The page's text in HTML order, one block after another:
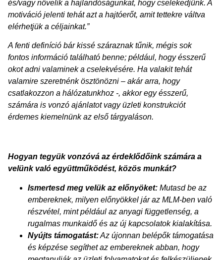
és/vagy növelik a hajlandóságunkat, hogy cselekedjünk. A
motiváció jelenti tehát azt a hajtóerőt, amit tettekre váltva
elérhetjük a céljainkat.”
A fenti definíció bár kissé száraznak tűnik, mégis sok
fontos információ található benne; például, hogy ésszerű
okot adni valaminek a cselekvésére. Ha valakit tehát
valamire szeretnénk ösztönözni – akár arra, hogy
csatlakozzon a hálózatunkhoz -, akkor egy ésszerű,
számára is vonzó ajánlatot vagy üzleti konstrukciót
érdemes kiemelnünk az első tárgyaláson.
Hogyan tegyük vonzóvá az érdeklődőink számára a
velünk való együttműködést, közös munkát?
Ismertesd meg velük az előnyöket: Mutasd be az
embereknek, milyen előnyökkel jár az MLM-ben való
részvétel, mint például az anyagi függetlenség, a
rugalmas munkaidő és az új kapcsolatok kialakítása.
Nyújts támogatást:Az újonnan belépők támogatása
és képzése segíthet az embereknek abban, hogy